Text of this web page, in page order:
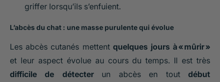
griffer lorsqu’ils s’enfuient.
L’abcès du chat : une masse purulente qui évolue
Les abcès cutanés mettent quelques jours à « mûrir »
et leur aspect évolue au cours du temps. Il est très
difficile de détecterun abcès en toutdébut